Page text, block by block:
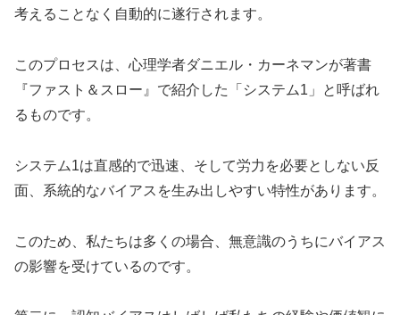
考えることなく自動的に遂行されます。
このプロセスは、心理学者ダニエル・カーネマンが著書
『ファスト＆スロー』で紹介した「システム1」と呼ばれ
るものです。
システム1は直感的で迅速、そして労力を必要としない反
面、系統的なバイアスを生み出しやすい特性があります。
このため、私たちは多くの場合、無意識のうちにバイアス
の影響を受けているのです。